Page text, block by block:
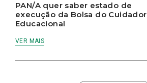
PAN/A quer saber estado de
execução da Bolsa do Cuidador
Educacional
VER MAIS